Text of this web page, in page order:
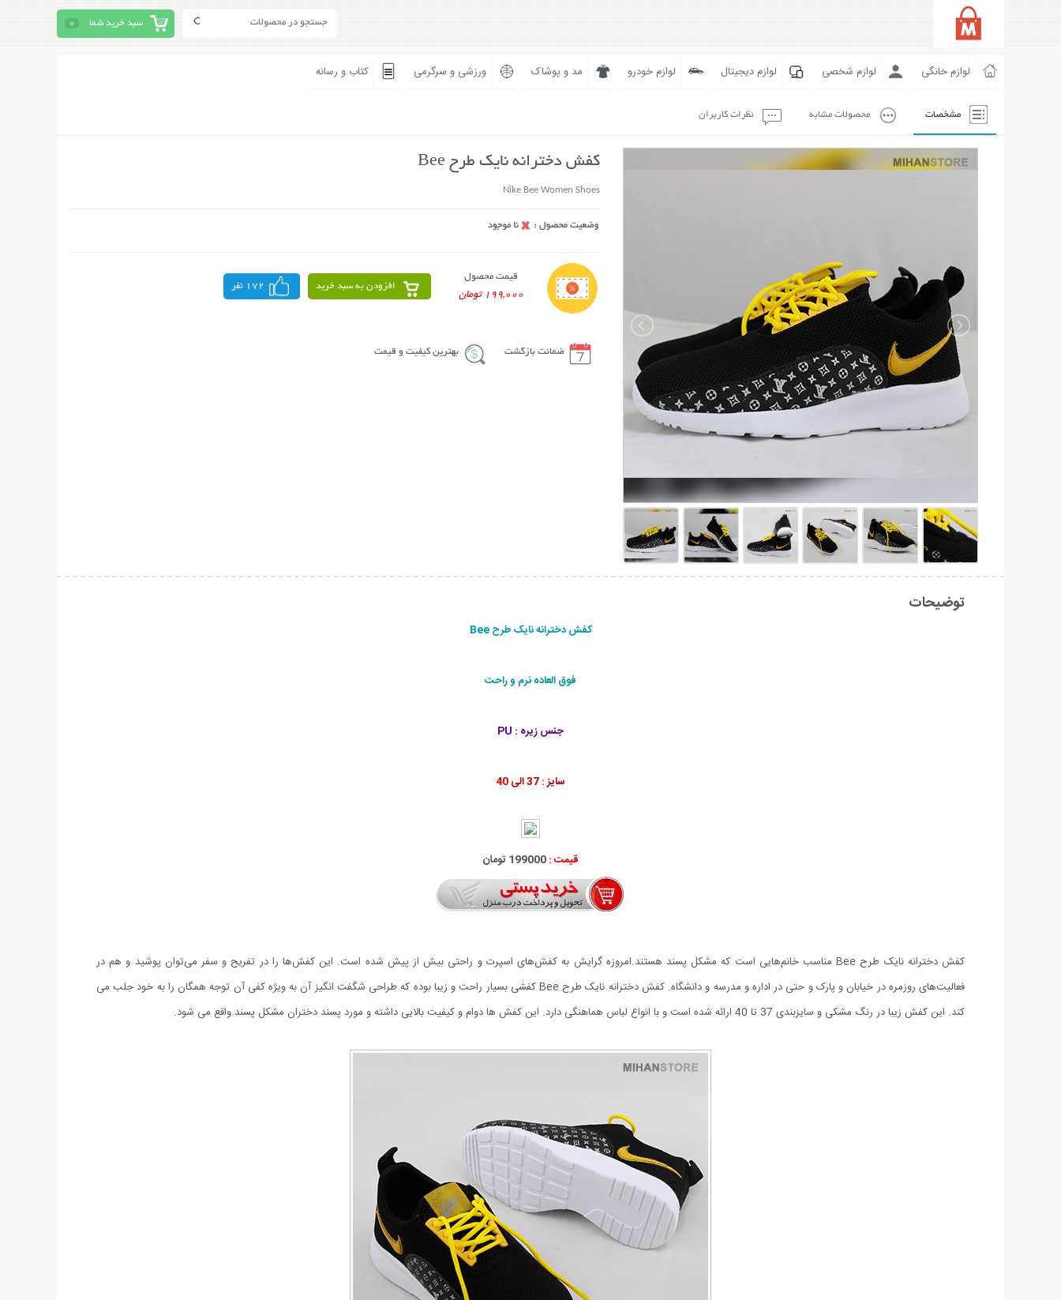
سبد خرید شما 0
لوازم خانگی لوازم شخصی لوازم دیجیتال لوازم خودرو مد و پوشاک ورزشی و سرگرمی کتاب و رسانه
مشخصات محصولات مشابه نظرات کاربران
کفش دخترانه نایک طرح Bee
Nike Bee Women Shoes
قیمت محصول
199,000 تومان
افزودن به سبد خرید 172 نفر
ضمانت بازگشت بهترین کیفیت و قیمت
توضیحات
کفش دخترانه نایک طرح Bee
فوق العاده نرم و راحت
جنس زیره : PU
سایز : 37 الی 40
قیمت :199000 تومان
کفش دخترانه نایک طرح Bee مناسب خانم‌هایی است که مشکل پسند هستند.امروزه گرایش به کفش‌های اسپرت و راحتی بیش از پیش شده است. این کفش‌ها را در تفریح و سفر می‌توان پوشید و هم در
فعالیت‌های روزمره در خیابان و پارک و حتی در اداره و مدرسه و دانشگاه. کفش دخترانه نایک طرح Bee کفشی بسیار راحت و زیبا بوده که طراحی شگفت انگیز آن به ویژه کفی آن توجه همگان را به خود جلب می
کند. این کفش زیبا در رنگ مشکی و سایزبندی 37 تا 40 ارائه شده است و با انواع لباس هماهنگی دارد. این کفش ها دوام و کیفیت بالایی داشته و مورد پسند دختران مشکل پسند واقع می شود.